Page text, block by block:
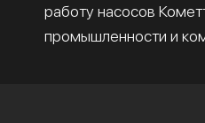
работу насосов
промышленности и